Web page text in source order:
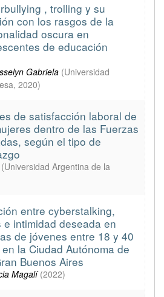
, trolling y su
con los rasgos de la
oscura en
de educación
Gabriela (Universidad
, 2020)
de satisfacción laboral de
dentro de las Fuerzas
según el tipo de
(Universidad Argentina de la
entre cyberstalking,
e intimidad deseada en
de jóvenes entre 18 y 40
la Ciudad Autónoma de
Buenos Aires
Magalí (2022)